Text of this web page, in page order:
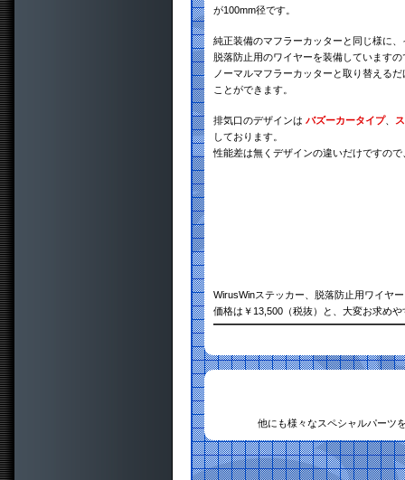
が100mm径です。
純正装備のマフラーカッターと同じ様に
脱落防止用のワイヤーを装備しています
ノーマルマフラーカッターと取り替える
ことができます。
排気口のデザインは バズーカータイプ、
しております。
性能差は無くデザインの違いだけですの
WirusWinステッカー、脱落防止用ワイヤ
価格は￥13,500（税抜）と、大変お求め
他にも様々なスペシャルパーツ